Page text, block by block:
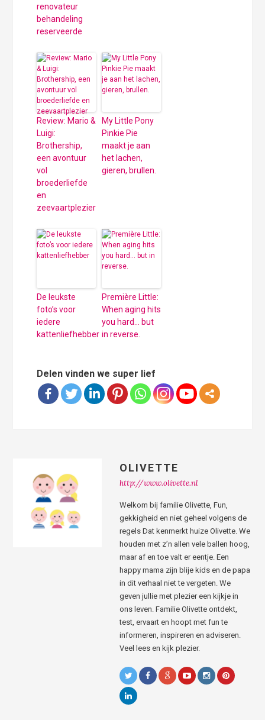
renovateur
behandeling
reserveerde
Review: Mario &
Luigi:
Brothership,
een avontuur
vol
broederliefde
en
zeevaartplezier
My Little Pony
Pinkie Pie
maakt je aan
het lachen,
gieren, brullen.
De leukste
foto’s voor
iedere
kattenliefhebber
Première Little:
When aging hits
you hard… but
in reverse.
Delen vinden we super lief
OLIVETTE
http://www.olivette.nl
Welkom bij familie Olivette, Fun,
gekkigheid en niet geheel volgens de
regels Dat kenmerkt huize Olivette. We
houden met z’n allen vele ballen hoog,
maar af en toe valt er eentje. Een
happy mama zijn blije kids en de papa
in dit verhaal niet te vergeten. We
geven jullie met plezier een kijkje in
ons leven. Familie Olivette ontdekt,
test, ervaart en hoopt met fun te
informeren, inspireren en adviseren.
Veel lees en kijk plezier.